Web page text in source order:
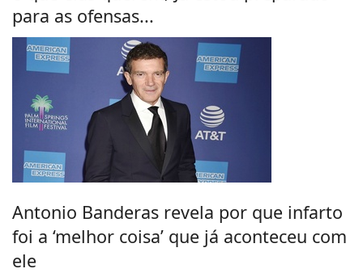
para as ofensas...
Antonio Banderas revela por que infarto
foi a ‘melhor coisa’ que já aconteceu com
ele